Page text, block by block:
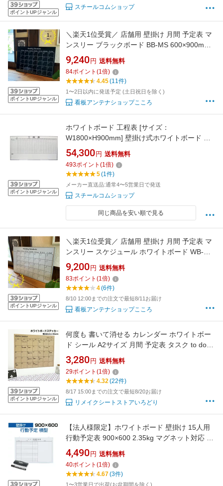
ポイントUPジャンル
スチールコムショップ
ポイントUPジャンル
＼楽天1位受賞／ 店舗用 壁掛け 月間 予定表 マ
ンスリー ブラックボード BB-MS 600×900mm
スケジュールボード【あす楽】
9,240 円 送料無料
84ポイント (1倍)
4.45(11件)
1〜2日以内に発送予定 (土日祝日を除く)
看板アンテナショップこころ
ポイントUPジャンル
ホワイトボード 工程表 [サイズ：
W1800×H900mm] 壁掛け式ホワイトボード 仕
様:片面 ホワイト 工程表 マグネット マーカー付
き【完成品】
54,300 円 送料無料
493ポイント (1倍)
5(1件)
メーカー直送品:通常4〜5営業日で発送
スチールコムショップ
同じ商品を安い順で見る
ポイントUPジャンル
＼楽天1位受賞／ 店舗用 壁掛け 月間 予定表 マ
ンスリー スケジュール ホワイトボード WB-MS
600×900mm スケジュールボード
9,200 円 送料無料
83ポイント (1倍)
4(6件)
8/10 12:00までの注文で最短8/11お届け
看板アンテナショップこころ
ポイントUPジャンル
何度も 書いて消せる カレンダー ホワイトボー
ド シール A2サイズ 月間 予定表 タスク to do
list やること 書きやすい 黒ずみ 自宅 事務所 冷
蔵庫 壁 剥がせる シール 家族 子供 予定 習い事
壁紙 デイリー ウィークリー マンスリー カレン
ダー特集 プラン マーカー1本付き
3,280 円 送料無料
29ポイント (1倍)
4.32(22件)
8/17 15:00までの注文で最短8/20お届け
リメイクシートストアいろどり
【法人様限定】ホワイトボード 壁掛け 15人用
行動予定表 900×600 2.35kg マグネット対応 マ
ーカー付き 予定表 罫引き スケジュールボード
マグネットボード 掲示板 営業 イベント 月行事
工場 オフィス 会社 ボード 壁 スケジュール
4,490 円 送料無料
40ポイント (1倍)
4.67(3件)
1〜3営業日で出荷(お盆期間を除く)